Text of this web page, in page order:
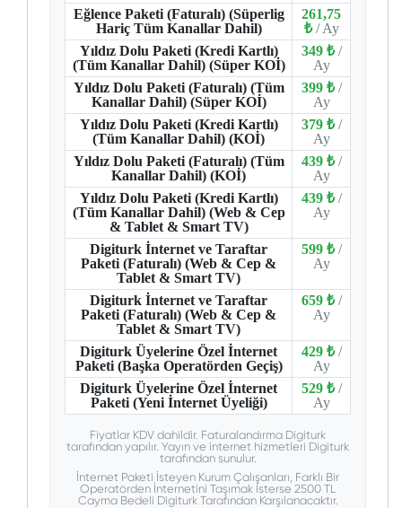
Eğlence Paketi (Faturalı) (Süperlig
Hariç Tüm Kanallar Dahil)
261,75
₺ / Ay
Yıldız Dolu Paketi (Kredi Kartlı)
(Tüm Kanallar Dahil) (Süper KOİ)
349 ₺ /
Ay
Yıldız Dolu Paketi (Faturalı) (Tüm
Kanallar Dahil) (Süper KOİ)
399 ₺ /
Ay
Yıldız Dolu Paketi (Kredi Kartlı)
(Tüm Kanallar Dahil) (KOİ)
379 ₺ /
Ay
Yıldız Dolu Paketi (Faturalı) (Tüm
Kanallar Dahil) (KOİ)
439 ₺ /
Ay
Yıldız Dolu Paketi (Kredi Kartlı)
(Tüm Kanallar Dahil) (Web & Cep
& Tablet & Smart TV)
439 ₺ /
Ay
Digiturk İnternet ve Taraftar
Paketi (Faturalı) (Web & Cep &
Tablet & Smart TV)
599 ₺ /
Ay
Digiturk İnternet ve Taraftar
Paketi (Faturalı) (Web & Cep &
Tablet & Smart TV)
659 ₺ /
Ay
Digiturk Üyelerine Özel İnternet
Paketi (Başka Operatörden Geçiş)
429 ₺ /
Ay
Digiturk Üyelerine Özel İnternet
Paketi (Yeni İnternet Üyeliği)
529 ₺ /
Ay
Fiyatlar KDV dahildir. Faturalandırma Digiturk
tarafından yapılır. Yayın ve internet hizmetleri Digiturk
tarafından sunulur.
İnternet Paketi İsteyen Kurum Çalışanları, Farklı Bir
Operatörden İnternetini Taşımak İsterse 2500 TL
Cayma Bedeli Digiturk Tarafından Karşılanacaktır.